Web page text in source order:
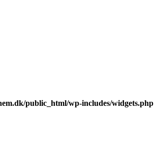
public_html/wp-includes/widgets.php